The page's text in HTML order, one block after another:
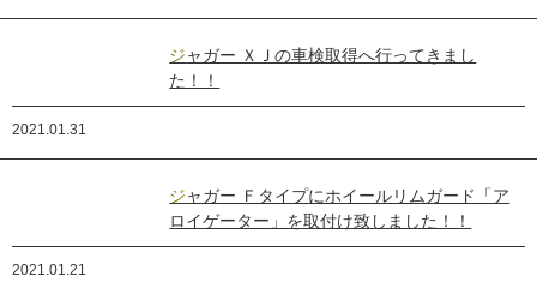
ジャガー ＸＪの車検取得へ行ってきまし
た！！
2021.01.31
ジャガー Ｆタイプにホイールリムガード「ア
ロイゲーター」を取付け致しました！！
2021.01.21